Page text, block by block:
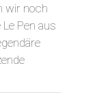
wir noch
Pen aus